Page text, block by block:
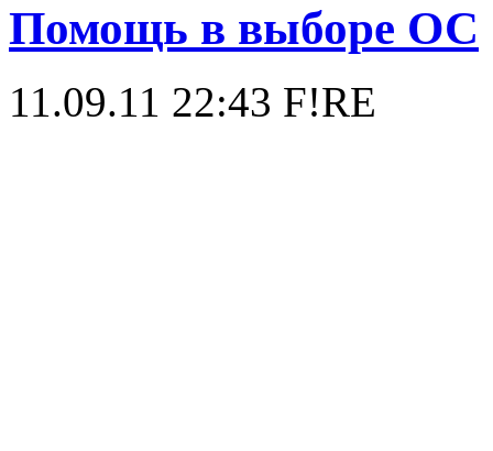
Помощь в выборе ОС
11.09.11 22:43 F!RE